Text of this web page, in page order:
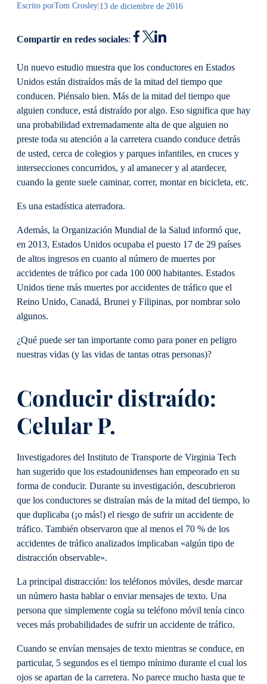
Escrito porTom Crosley|13 de diciembre de 2016
Compartir en redes sociales:
Un nuevo estudio muestra que los conductores en Estados
Unidos están distraídos más de la mitad del tiempo que
conducen. Piénsalo bien. Más de la mitad del tiempo que
alguien conduce, está distraído por algo. Eso significa que hay
una probabilidad extremadamente alta de que alguien no
preste toda su atención a la carretera cuando conduce detrás
de usted, cerca de colegios y parques infantiles, en cruces y
intersecciones concurridos, y al amanecer y al atardecer,
cuando la gente suele caminar, correr, montar en bicicleta, etc.
Es una estadística aterradora.
Además, la Organización Mundial de la Salud informó que,
en 2013, Estados Unidos ocupaba el puesto 17 de 29 países
de altos ingresos en cuanto al número de muertes por
accidentes de tráfico por cada 100 000 habitantes. Estados
Unidos tiene más muertes por accidentes de tráfico que el
Reino Unido, Canadá, Brunei y Filipinas, por nombrar solo
algunos.
¿Qué puede ser tan importante como para poner en peligro
nuestras vidas (y las vidas de tantas otras personas)?
Conducir distraído:
CelularP.
Investigadores del Instituto de Transporte de Virginia Tech
han sugerido que los estadounidenses han empeorado en su
forma de conducir. Durante su investigación, descubrieron
que los conductores se distraían más de la mitad del tiempo, lo
que duplicaba (¡o más!) el riesgo de sufrir un accidente de
tráfico. También observaron que al menos el 70 % de los
accidentes de tráfico analizados implicaban «algún tipo de
distracción observable».
La principal distracción: los teléfonos móviles, desde marcar
un número hasta hablar o enviar mensajes de texto. Una
persona que simplemente cogía su teléfono móvil tenía cinco
veces más probabilidades de sufrir un accidente de tráfico.
Cuando se envían mensajes de texto mientras se conduce, en
particular, 5 segundos es el tiempo mínimo durante el cual los
ojos se apartan de la carretera. No parece mucho hasta que te